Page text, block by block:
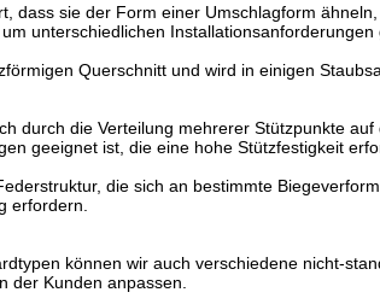
dass sie der Form einer Umschlagform
unterschiedlichen Installationsanforderungen
Querschnitt und wird in einigen
durch die Verteilung mehrerer Stützpunkte
geeignet ist, die eine hohe Stützfestigkeit
die sich an bestimmte
erfordern.
können wir auch verschiedene nicht-
der Kunden anpassen.